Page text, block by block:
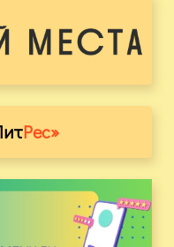
Рес»